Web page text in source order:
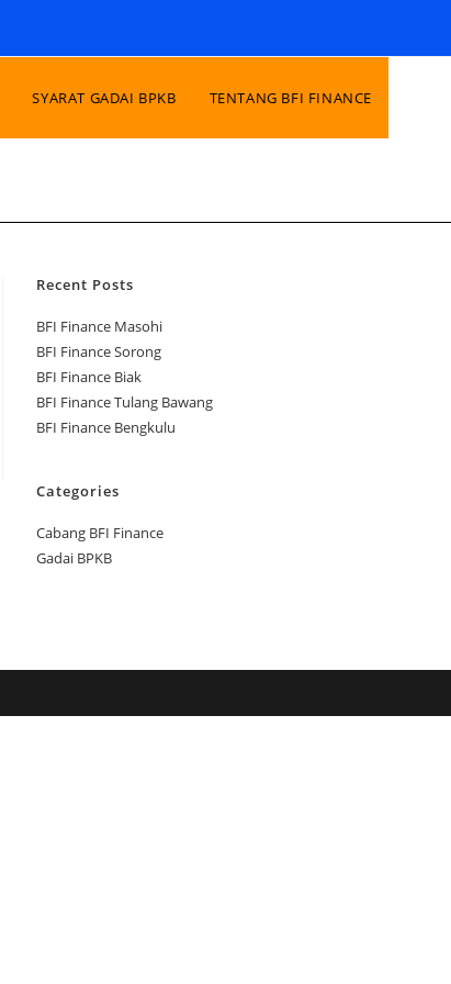
SYARAT GADAI BPKB TENTANG BFI FINANCE
Recent Posts
BFI Finance Masohi
BFI Finance Sorong
BFI Finance Biak
BFI Finance Tulang Bawang
BFI Finance Bengkulu
Categories
Cabang BFI Finance
Gadai BPKB